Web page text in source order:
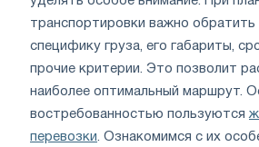
транспортировки важно обратить
специфику груза, его габариты,
прочие критерии. Это позволит
наиболее оптимальный маршрут.
востребованностью пользуются
перевозки . Ознакомимся с их